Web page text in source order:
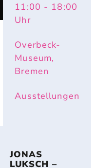
11:00 - 18:00
Uhr
Overbeck-
Museum,
Bremen
Ausstellungen
JONAS
LUKSCH –